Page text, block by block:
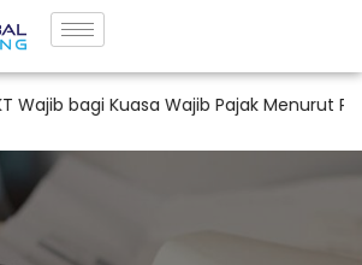
bagi Kuasa Wajib Pajak Menurut PMK